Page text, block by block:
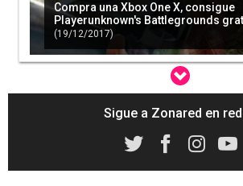
Compra una Xbox One X, consigue
Playerunknown's Battlegrounds
(19/12/2017)
Nueva actualización de
Battlegrounds' para PC
(16/05/2018)
Sigue a Zonared en